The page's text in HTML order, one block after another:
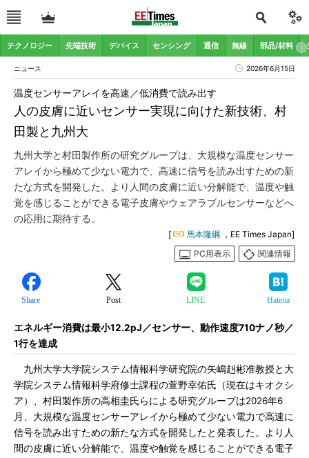
テクノロジー 先端技術 デバイス センシング 通信 無線 部品/材料
ニュース 2026年6月15日
人の皮膚に近いセンサー実現に向けた新技術、村
田製と九州大
温度センサーアレイを高速／低消費で読み出す
九州大学と村田製作所の研究グループは、大規模な温度センサー
アレイから極めて少ない電力で、高速に信号を読み出すための新
たな方式を開発した。より人間の皮膚に近い分解能で、温度や触
覚を感じることができる電子皮膚やウェアラブルセンサーなどへ
の応用に期待する。
[ 馬本隆綱 ，EE Times Japan]
PC用表示
関連情報
Share Post LINE Hatena
エネルギー消費は最小12.2pJ／センサー、動作速度710ナノ秒／
1行を達成
九州大学大学院システム情報科学研究院の矢嶋赳彬准教授と大
学院システム情報科学府修士課程の萱野幸佑氏（現在はキオクシ
ア）、村田製作所の高相圭氏らによる研究グループは2026年6
月、大規模な温度センサーアレイから極めて少ない電力で高速に
信号を読み出すための新たな方式を開発したと発表した。より人
間の皮膚に近い分解能で、温度や触覚を感じることができる電子